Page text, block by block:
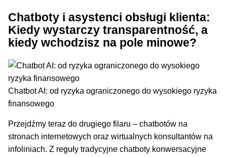
Chatboty i asystenci obsługi klienta:
Kiedy wystarczy transparentność, a
kiedy wchodzisz na pole minowe?
Chatbot AI: od ryzyka ograniczonego do wysokiego ryzyka
finansowego
Przejdźmy teraz do drugiego filaru – chatbotów na
stronach internetowych oraz wirtualnych konsultantów na
infoliniach. Z reguły tradycyjne chatboty konwersacyjne